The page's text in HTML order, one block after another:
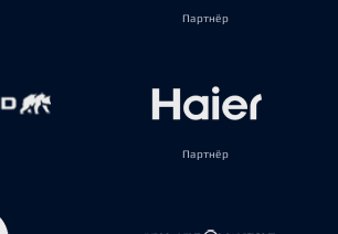
Партнёр
Партнёр